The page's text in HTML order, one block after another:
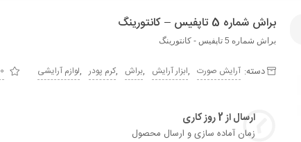
براش شماره 5 تاپفیس – کانتورينگ
براش شماره 5 تاپفیس - کانتورينگ
دسته: آرایش صورت ,ابزار آرایش ,براش ,کرم پودر ,لوازم آرایشی 0 از 5
ارسال از 2 روز کاری
زمان آماده سازی و ارسال محصول